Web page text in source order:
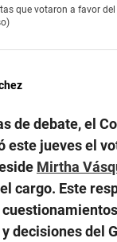
que votaron a favor
de debate, el
este jueves el
Mirtha
cargo. Este
decisiones del